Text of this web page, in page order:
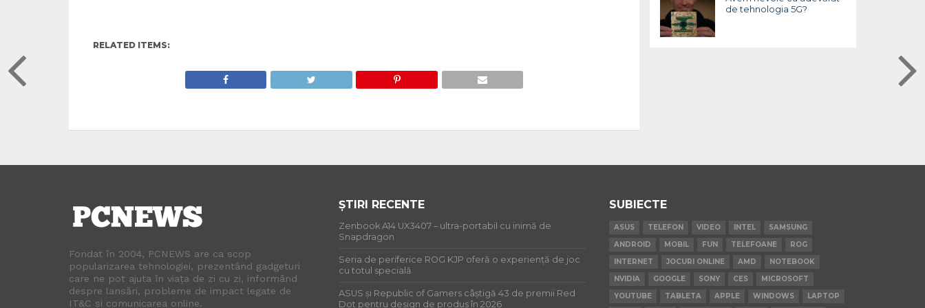
RELATED ITEMS:
de tehnologia 5G?
Fondat în 2004, PCNEWS are ca scop
popularizarea tehnologiei, prezentând gadgeturi
care ne pot ajuta în viața de zi cu zi, informând
despre lansări, probleme de impact legate de
IT&C și comunicarea online.
ȘTIRI RECENTE
Zenbook A14 UX3407 – ultra-portabil cu inimă de
Snapdragon
Seria de periferice ROG KJP oferă o experiență de joc
cu totul specială
ASUS și Republic of Gamers câștigă 43 de premii Red
Dot pentru design de produs în 2026
SUBIECTE
ASUS TELEFON VIDEO INTEL
SAMSUNG
ANDROID
MOBIL FUN TELEFOANE
ROG
INTERNET
JOCURI ONLINE AMD
NOTEBOOK
NVIDIA
GOOGLE SONY CES
MICROSOFT
YOUTUBE
TABLETA APPLE WINDOWS LAPTOP